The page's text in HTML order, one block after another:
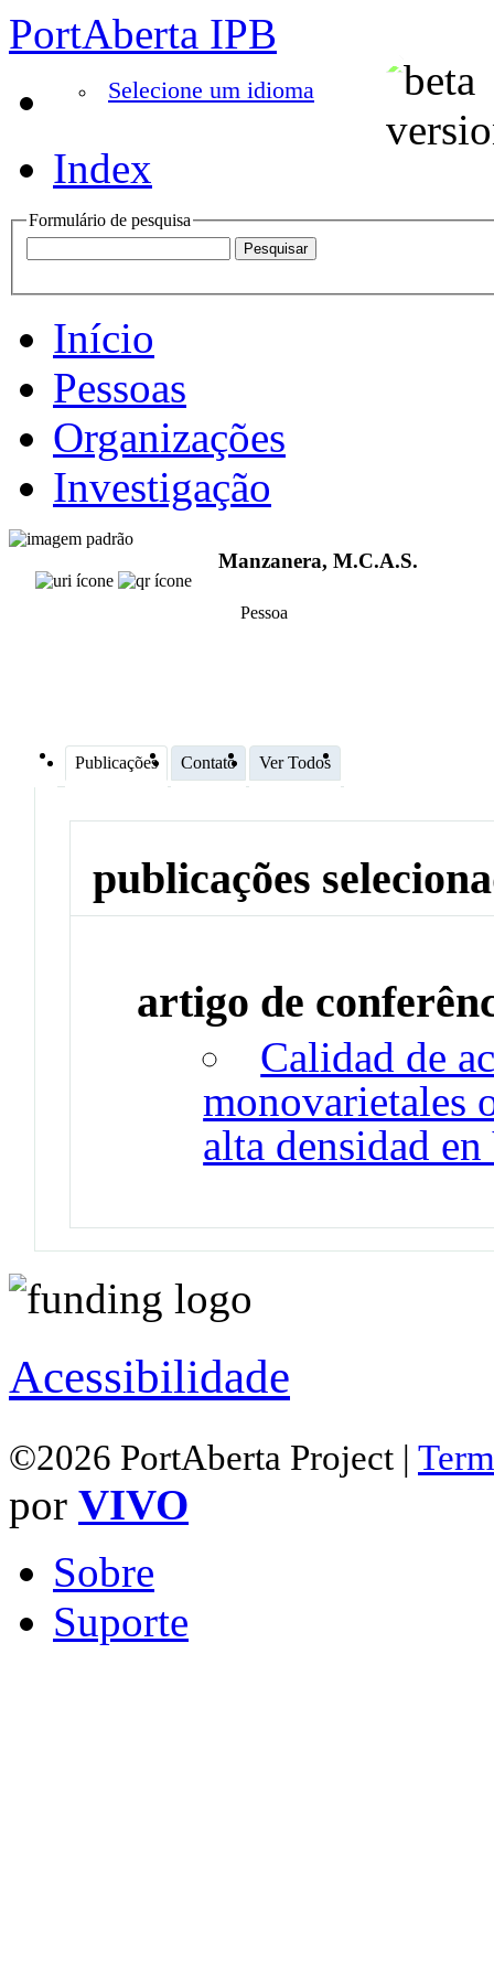
PortAberta IPB
Selecione um idioma
Index
Formulário de pesquisa
Início
Pessoas
Organizações
Investigação
Manzanera, M.C.A.S.
Pessoa
Publicações Contato Ver Todos
publicações
artigo de
Calidad de
monovarietales
alta densidad
Acessibilidade
©2026 PortAberta Project |
por VIVO
Sobre
Suporte